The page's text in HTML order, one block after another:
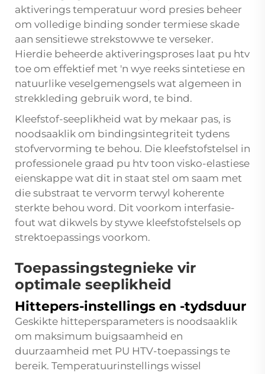
aktiverings temperatuur word presies beheer
om volledige binding sonder termiese skade
aan sensitiewe strekstowwe te verseker.
Hierdie beheerde aktiveringsproses laat pu htv
toe om effektief met 'n wye reeks sintetiese en
natuurlike veselgemengsels wat algemeen in
strekkleding gebruik word, te bind.
Kleefstof-seeplikheid wat by mekaar pas, is
noodsaaklik om bindingsintegriteit tydens
stofvervorming te behou. Die kleefstofstelsel in
professionele graad pu htv toon visko-elastiese
eienskappe wat dit in staat stel om saam met
die substraat te vervorm terwyl koherente
sterkte behou word. Dit voorkom interfasie-
fout wat dikwels by stywe kleefstofstelsels op
strektoepassings voorkom.
Toepassingstegnieke vir
optimale seeplikheid
Hittepers-instellings en -tydsduur
Geskikte hittepersparameters is noodsaaklik
om maksimum buigsaamheid en
duurzaamheid met PU HTV-toepassings te
bereik. Temperatuurinstellings wissel